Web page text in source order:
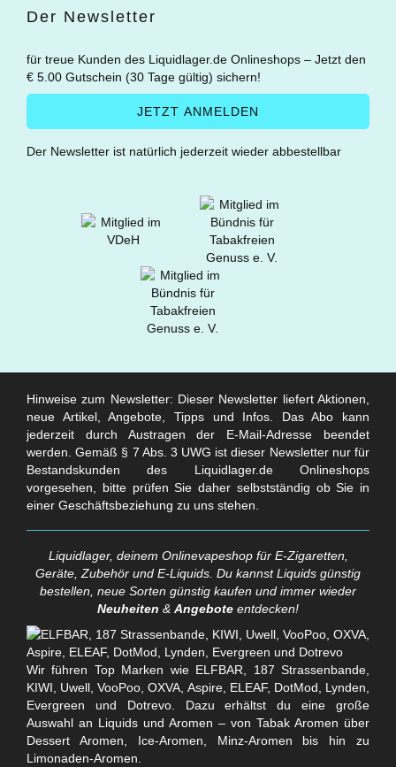
Der Newsletter
für treue Kunden des Liquidlager.de Onlineshops – Jetzt den
€ 5.00 Gutschein (30 Tage gültig) sichern!
Der Newsletter ist natürlich jederzeit wieder abbestellbar
Hinweise zum Newsletter: Dieser Newsletter liefert Aktionen,
neue Artikel, Angebote, Tipps und Infos. Das Abo kann
jederzeit durch Austragen der E-Mail-Adresse beendet
werden. Gemäß § 7 Abs. 3 UWG ist dieser Newsletter nur für
Bestandskunden des Liquidlager.de Onlineshops
vorgesehen, bitte prüfen Sie daher selbstständig ob Sie in
einer Geschäftsbeziehung zu uns stehen.
Liquidlager, deinem Onlinevapeshop für E-Zigaretten,
Geräte, Zubehör und E-Liquids. Du kannst Liquids günstig
bestellen, neue Sorten günstig kaufen und immer wieder
Neuheiten & Angebote entdecken!
Wir führen Top Marken wie ELFBAR, 187 Strassenbande,
KIWI, Uwell, VooPoo, OXVA, Aspire, ELEAF, DotMod, Lynden,
Evergreen und Dotrevo. Dazu erhältst du eine große
Auswahl an Liquids und Aromen – von Tabak Aromen über
Dessert Aromen, Ice-Aromen, Minz-Aromen bis hin zu
Limonaden-Aromen.